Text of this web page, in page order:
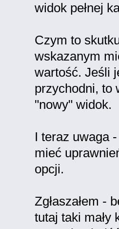
widok pełnej
Czym to
wskazanym
wartość. Jeśli
przychodni, to
"nowy" widok.
I teraz uwaga
mieć
opcji.
Zgłaszałem -
tutaj taki mały